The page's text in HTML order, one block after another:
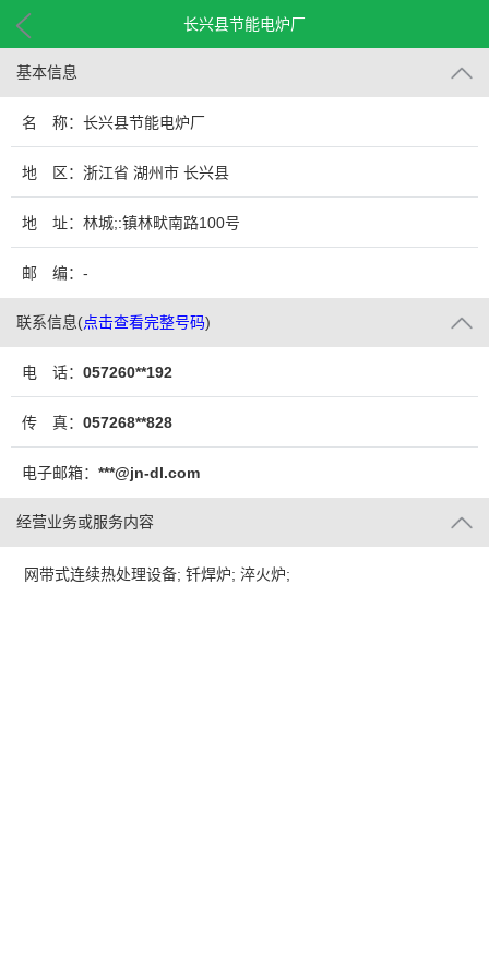
长兴县节能电炉厂
基本信息
名 称：长兴县节能电炉厂
地 区：浙江省 湖州市 长兴县
地 址：林城;:镇林畎南路100号
邮 编：-
联系信息(点击查看完整号码)
电 话： 057260**192
传 真： 057268**828
电子邮箱： ***@jn-dl.com
经营业务或服务内容
网带式连续热处理设备; 钎焊炉; 淬火炉;